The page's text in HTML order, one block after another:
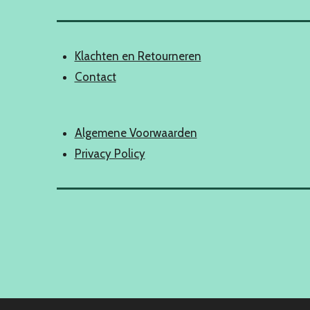
Klachten en Retourneren
Contact
Algemene Voorwaarden
Privacy Policy